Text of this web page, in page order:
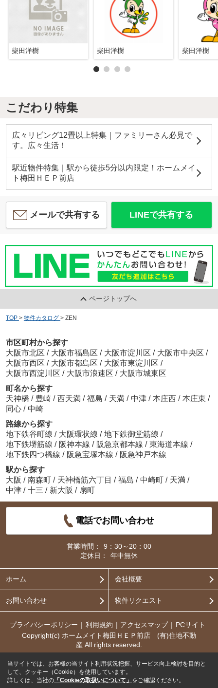
柴田洋樹 柴田洋樹 柴田洋樹
こだわり特集
広々リビング12畳以上特集｜ファミリーさん必見で
す。広々生活！
駅近物件特集｜駅から徒歩5分以内限定！ホームメイ
ト梅田ＨＥＰ前店
メールで共有する LINEで共有する
ページトップへ
TOP > 物件カタログ > ZEN
市区町村から探す
大阪市北区 / 大阪市福島区 / 大阪市淀川区 / 大阪市中央区 /
大阪市西区 / 大阪市都島区 / 大阪市東淀川区 /
大阪市西淀川区 / 大阪市浪速区 / 大阪市城東区
町名から探す
天神橋 / 豊崎 / 西天満 / 福島 / 天満 / 中津 / 本庄西 / 本庄東 /
同心 / 中崎
路線から探す
地下鉄谷町線 / 大阪環状線 / 地下鉄御堂筋線 /
地下鉄堺筋線 / 阪神本線 / 阪急京都本線 / 東海道本線 /
地下鉄四つ橋線 / 阪急宝塚本線 / 阪急神戸本線
駅から探す
大阪 / 南森町 / 天神橋筋六丁目 / 福島 / 中崎町 / 天満 /
中津 / 十三 / 新大阪 / 扇町
電話でお問い合わせ
営業時間：
9：30～20：00
定休日：
年中無休
ホーム 会社概要
お問い合わせ 物件リクエスト
プライバシーポリシー 利用規約 アクセスマップ
PCサイト
Copyright(c) ホームメイト梅田ＨＥＰ前店 (有)住地不動
産 All rights reserved.
当サイトでは、お客様の当サイト利用状況把握、サービス向上検討を目的と
して、クッキー（Cookie）を使用しています。
詳しくは、当社の 「Cookieの取扱いについて」 をご確認ください。